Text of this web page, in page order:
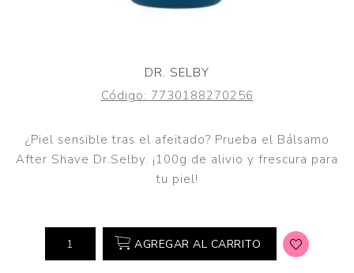
DR. SELBY
Código: 7730188270256
¿Piel sensible tras el afeitado? Prueba el Bálsamo
After Shave Dr.Selby. ¡100g de alivio y frescura para
tu piel!
AGREGAR AL CARRITO